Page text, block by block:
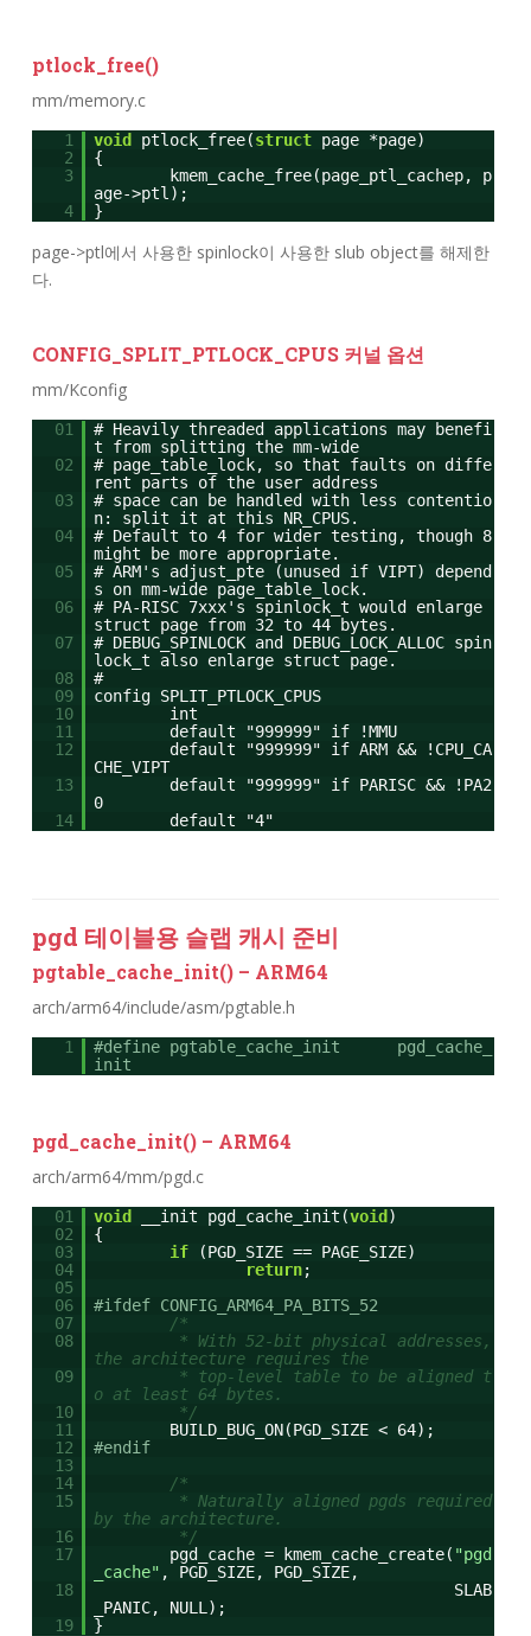
ptlock_free()
mm/memory.c
1 void ptlock_free(struct page *page)
2
{
3
kmem_cache_free(page_ptl_cachep, p
age->ptl);
4
}
page->ptl에서 사용한 spinlock이 사용한 slub object를 해제한
다.
CONFIG_SPLIT_PTLOCK_CPUS 커널 옵션
mm/Kconfig
01
# Heavily threaded applications may benefi
t from splitting the mm-wide
02
# page_table_lock, so that faults on diffe
rent parts of the user address
03
# space can be handled with less contentio
n: split it at this NR_CPUS.
04
# Default to 4 for wider testing, though 8
might be more appropriate.
05
# ARM's adjust_pte (unused if VIPT) depend
s on mm-wide page_table_lock.
06
# PA-RISC 7xxx's spinlock_t would enlarge
struct page from 32 to 44 bytes.
07
# DEBUG_SPINLOCK and DEBUG_LOCK_ALLOC spin
lock_t also enlarge struct page.
08
#
09
config SPLIT_PTLOCK_CPUS
10
int
11
default "999999" if !MMU
12
default "999999" if ARM && !CPU_CA
CHE_VIPT
13
default "999999" if PARISC && !PA2
0
14
default "4"
pgd 테이블용 슬랩 캐시 준비
pgtable_cache_init() – ARM64
arch/arm64/include/asm/pgtable.h
1
#define pgtable_cache_init pgd_cache_
init
pgd_cache_init() – ARM64
arch/arm64/mm/pgd.c
01 void __init pgd_cache_init(void )
02
{
03
if
(PGD_SIZE == PAGE_SIZE)
04
return;
05
06
#ifdef CONFIG_ARM64_PA_BITS_52
07
/*
08
* With 52-bit physical addresses,
the architecture requires the
09
* top-level table to be aligned t
o at least 64 bytes.
10
*/
11
BUILD_BUG_ON(PGD_SIZE < 64);
12
#endif
13
14
/*
15
* Naturally aligned pgds required
by the architecture.
16
*/
17
pgd_cache = kmem_cache_create( "pgd
_cache" , PGD_SIZE, PGD_SIZE,
18
SLAB
_PANIC, NULL);
19
}